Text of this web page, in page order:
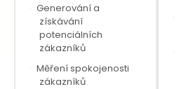
· Generování a
získávání
potenciálních
zákazníků
· Měření spokojenosti
zákazníků
·
·